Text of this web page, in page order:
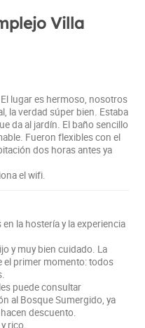
Villa
lugar es hermoso, nosotros
la verdad súper bien. Estaba
da al jardín. El baño sencillo
Fueron flexibles con el
dos horas antes ya
el wifi.
la hostería y la experiencia
y muy bien cuidado. La
el primer momento: todos
puede consultar
al Bosque Sumergido, ya
descuento.
rico.